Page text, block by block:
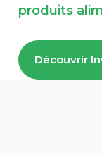
produits
Découvrir